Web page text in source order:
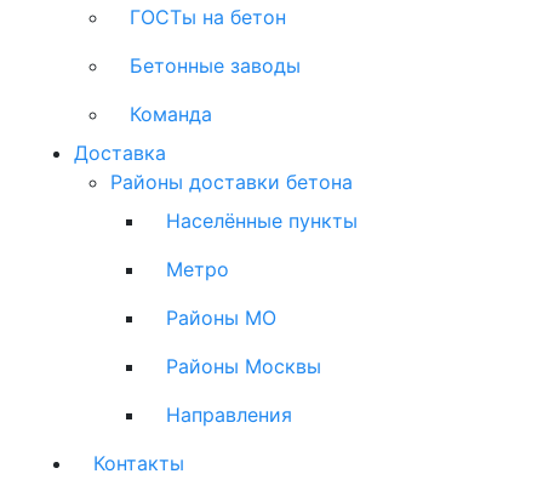
ГОСТы на бетон
Бетонные заводы
Команда
Доставка
Районы доставки бетона
Населённые пункты
Метро
Районы МО
Районы Москвы
Направления
Контакты